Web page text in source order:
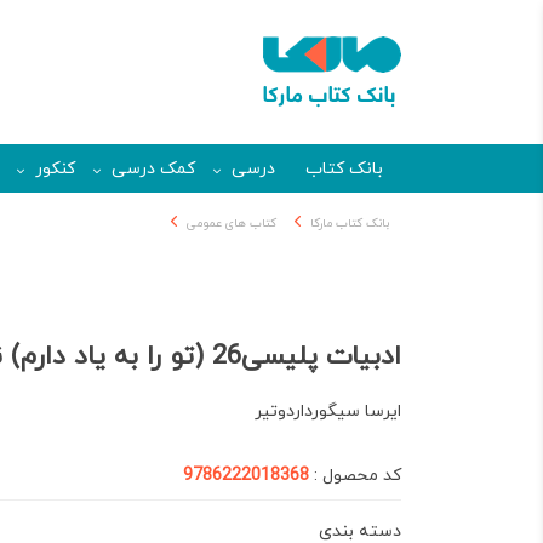
بانک کتاب درسی کمک درسی کنکور
بانک کتاب مارکا کتاب های عمومی
ادبیات پلیسی26 (تو را به یاد دارم) نشر قطره
ایرسا سیگورداردوتیر
کد محصول : 9786222018368
دسته بندی